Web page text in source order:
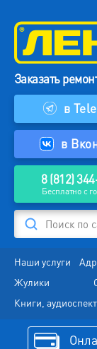
Заказать
в
в
8 (812)
Бесплатно с
Поиск по
Наши услуги
Жулики
Книги,